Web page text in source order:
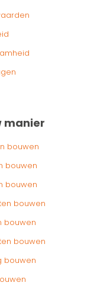
manier
bouwen
bouwen
bouwen
bouwen
bouwen
bouwen
bouwen